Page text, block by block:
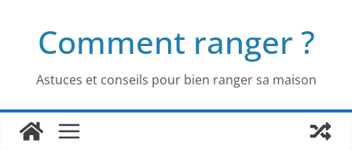
contenuComment ranger ?
Astuces et conseils pour bien ranger sa maison